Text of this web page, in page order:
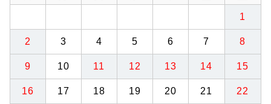
1
2 3 4 5 6 7 8
9 10 11 12 13 14 15
16 17 18 19 20 21 22